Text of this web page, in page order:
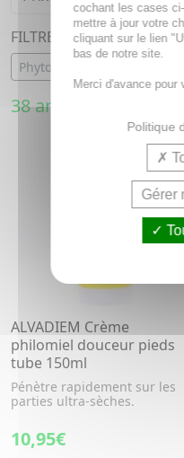
FILTRER PAR :
Phytothérapie
38 articles
ALVADIEM Crème
philomiel douceur pieds
tube 150ml
Pénètre rapidement sur les
parties ultra-sèches.
10,95€
cochant les cases
mettre à jour votre
cliquant sur le lien
bas de notre site.
Merci d'avance pour
Politique
Gérer